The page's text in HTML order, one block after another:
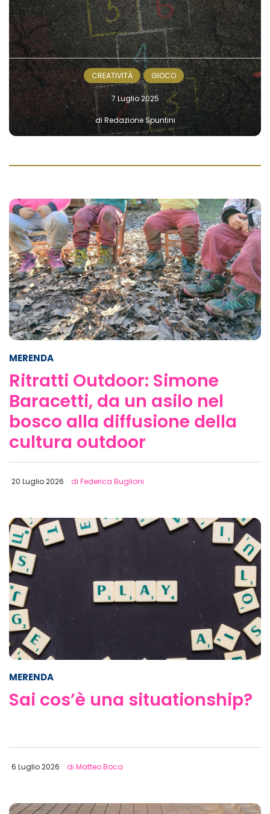
CREATIVITÀ GIOCO
7 Luglio 2025
di Redazione Spuntini
MERENDA
Ritratti Outdoor: Simone
Baracetti, da un asilo nel
bosco alla diffusione della
cultura outdoor
20 Luglio 2026 di Federica Buglioni
MERENDA
Sai cos’è una situationship?
6 Luglio 2026 di Matteo Boca